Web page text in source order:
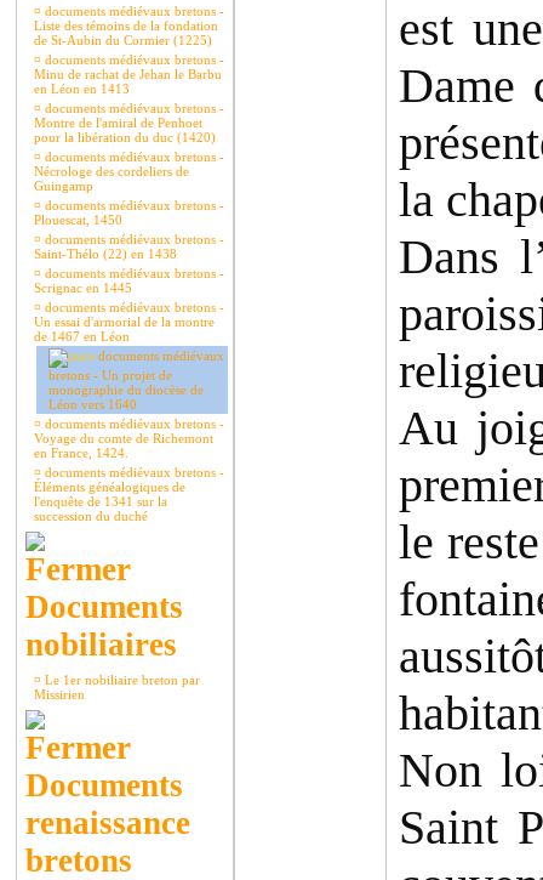
¤ documents médiévaux bretons -
Liste des témoins de la fondation
de St-Aubin du Cormier (1225)
¤ documents médiévaux bretons -
Minu de rachat de Jehan le Barbu
en Léon en 1413
¤ documents médiévaux bretons -
Montre de l'amiral de Penhoet
pour la libération du duc (1420)
¤ documents médiévaux bretons -
Nécrologe des cordeliers de
Guingamp
¤ documents médiévaux bretons -
Plouescat, 1450
¤ documents médiévaux bretons -
Saint-Thélo (22) en 1438
¤ documents médiévaux bretons -
Scrignac en 1445
¤ documents médiévaux bretons -
Un essai d'armorial de la montre
de 1467 en Léon
documents médiévaux
bretons - Un projet de
monographie du diocèse de
Léon vers 1640
¤ documents médiévaux bretons -
Voyage du comte de Richemont
en France, 1424.
¤ documents médiévaux bretons -
Éléments généalogiques de
l'enquête de 1341 sur la
succession du duché
Documents
nobiliaires
¤ Le 1er nobiliaire breton par
Missirien
Documents
renaissance
bretons
est
Dame
la
Dans
Au
le
Non
Saint